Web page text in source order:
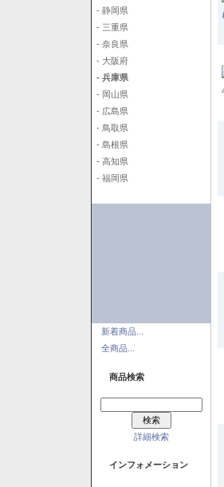
- 静岡県
- 三重県
- 奈良県
- 大阪府
- 兵庫県
- 岡山県
- 広島県
- 鳥取県
- 島根県
- 高知県
- 福岡県
新着商品...
全商品...
商品検索
詳細検索
インフォメーション